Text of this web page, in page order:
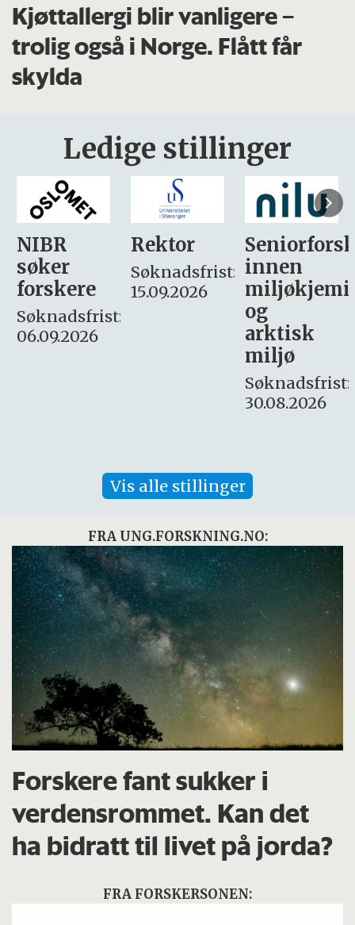
Kjøttallergi blir vanligere –
trolig også i Norge. Flått får
skylda
Ledige stillinger
Rektor
Søknadsfrist:
15.09.2026
Seniorforsker
innen
miljøkjemi
søker
– fast
Søknadsfrist:
16. august.
Vis alle stillinger
FRA UNG.FORSKNING.NO:
Forskere fant sukker i
verdensrommet. Kan det
ha bidratt til livet på jorda?
FRA FORSKERSONEN: